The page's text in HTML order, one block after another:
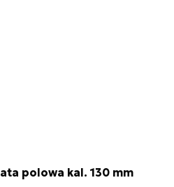
polowa kal. 130 mm